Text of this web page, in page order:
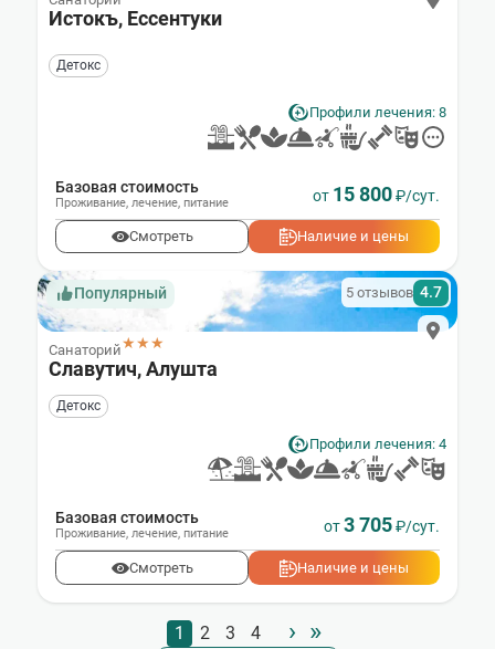
Истокъ, Ессентуки
Детокс
Профили лечения: 8
Базовая стоимость
Проживание, лечение, питание от 15 800₽/сут.
Смотреть Наличие и цены
Популярный
Санаторий★★★
5 отзывов 4.7
Славутич, Алушта
Детокс
Профили лечения: 4
Базовая стоимость
Проживание, лечение, питание от3 705₽/сут.
Смотреть Наличие и цены
Стандартное
1 Стандартное
2 Стандартное
3 Стандартное
4 › »